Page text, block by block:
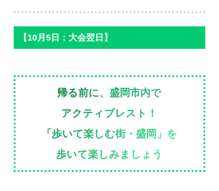
【10月5日：大会翌日】
帰る前に、盛岡市内で
アクティブレスト！
「歩いて楽しむ街・盛岡」を
歩いて楽しみましょう